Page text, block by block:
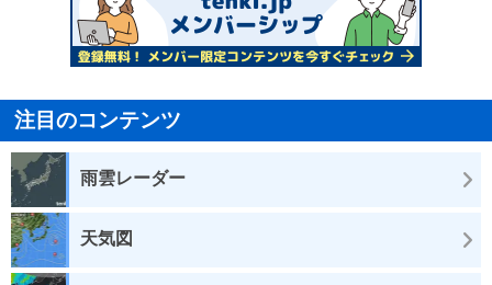
注目のコンテンツ
雨雲レーダー
天気図